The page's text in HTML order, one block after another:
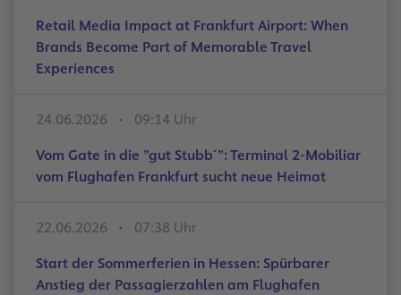
Retail Media Impact at Frankfurt Airport: When
Brands Become Part of Memorable Travel
Experiences
24.06.2026
09:14 Uhr
Vom Gate in die ”gut Stubb´”: Terminal 2-Mobiliar
vom Flughafen Frankfurt sucht neue Heimat
22.06.2026
07:38 Uhr
Start der Sommerferien in Hessen: Spürbarer
Anstieg der Passagierzahlen am Flughafen